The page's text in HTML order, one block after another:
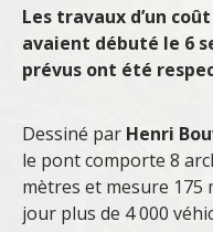
Les travaux d’un
avaient débuté le 6
prévus ont été
Dessiné par Henri
le pont comporte 8
mètres et mesure 175
jour plus de 4 000